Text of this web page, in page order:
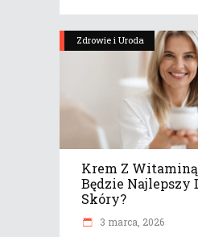
Zdrowie i Uroda
Krem Z
Będzie Najlepszy
Skóry?
3 marca, 2026